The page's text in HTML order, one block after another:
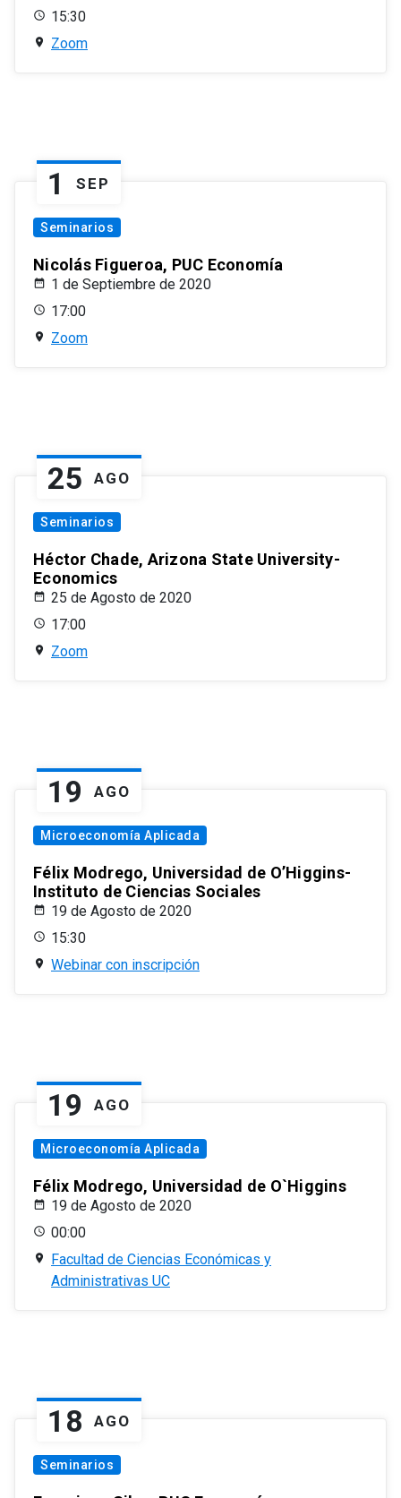
15:30
Zoom
1 SEP
Seminarios
Nicolás Figueroa, PUC Economía
1 de Septiembre de 2020
17:00
Zoom
25 AGO
Seminarios
Héctor Chade, Arizona State University-
Economics
25 de Agosto de 2020
17:00
Zoom
19 AGO
Microeconomía Aplicada
Félix Modrego, Universidad de O’Higgins-
Instituto de Ciencias Sociales
19 de Agosto de 2020
15:30
Webinar con inscripción
19 AGO
Microeconomía Aplicada
Félix Modrego, Universidad de O`Higgins
19 de Agosto de 2020
00:00
Facultad de Ciencias Económicas y
Administrativas UC
18 AGO
Seminarios